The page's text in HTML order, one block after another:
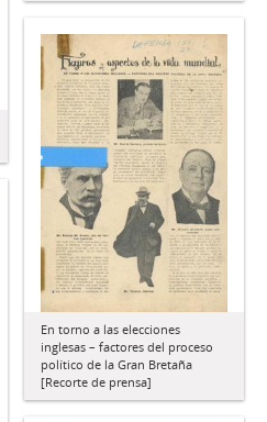
En torno a las elecciones
inglesas – factores del proceso
político de la Gran Bretaña
[Recorte de prensa]